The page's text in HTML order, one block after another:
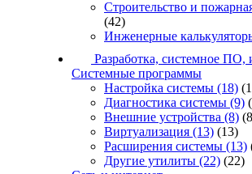
Строительство и
(42)
Инженерные
Разработка, системное ПО,
Системные программы
Настройка системы (18)
Диагностика системы (9)
Внешние устройства (8)
Виртуализация (13) (13)
Расширения системы (13)
Другие утилиты (22) (22)